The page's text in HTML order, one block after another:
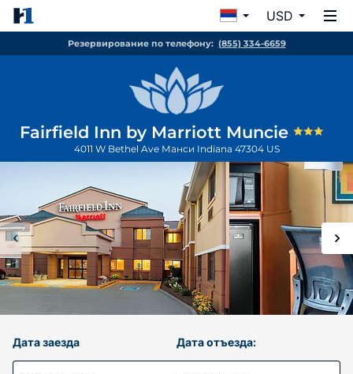
USD
Резервирование по телефону: (855) 334-6659
Fairfield Inn by Marriott Muncie
4011 W Bethel Ave Манси Indiana 47304 US
Дата заезда Дата отъезда: